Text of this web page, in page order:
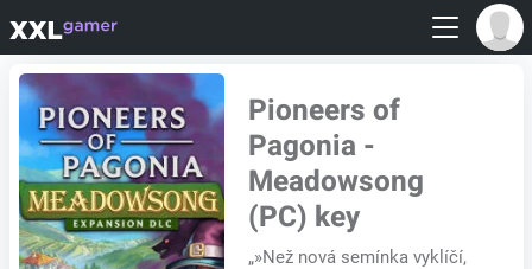
Pioneers of
Pagonia -
Meadowsong
(PC) key
„»Než nová semínka vyklíčí,